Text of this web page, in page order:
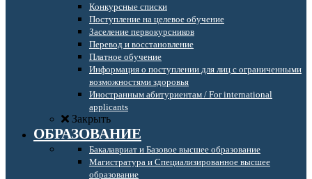
Конкурсные списки
Поступление на целевое обучение
Заселение первокурсников
Перевод и восстановление
Платное обучение
Информация о поступлении для лиц с ограниченными
возможностями здоровья
Иностранным абитуриентам / For international
applicants
Закрыть
ОБРАЗОВАНИЕ
Бакалавриат и Базовое высшее образование
Магистратура и Специализированное высшее
образование